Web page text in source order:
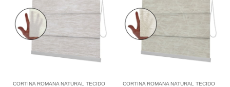
CORTINA ROMANA NATURAL TECIDO
CORTINA ROMANA NATURAL TECIDO